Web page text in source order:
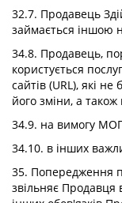
32.7. Продавець
займається іншою
34.8. Продавець,
користується
сайтів (URL), які
його зміни, а
34.9. на вимогу
34.10. в інших
35. Попередження
звільняє Продавця